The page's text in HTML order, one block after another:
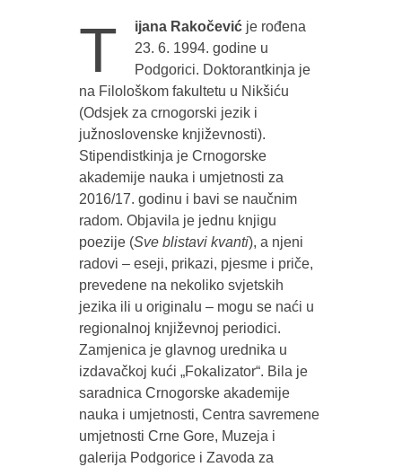
T ijana Rakočevićje rođena
23. 6. 1994. godine u
Podgorici. Doktorantkinja je
na Filološkom fakultetu u Nikšiću
(Odsjek za crnogorski jezik i
južnoslovenske književnosti).
Stipendistkinja je Crnogorske
akademije nauka i umjetnosti za
2016/17. godinu i bavi se naučnim
radom. Objavila je jednu knjigu
poezije (Sve blistavi kvanti), a njeni
radovi – eseji, prikazi, pjesme i priče,
prevedene na nekoliko svjetskih
jezika ili u originalu – mogu se naći u
regionalnoj književnoj periodici.
Zamjenica je glavnog urednika u
izdavačkoj kući „Fokalizator“. Bila je
saradnica Crnogorske akademije
nauka i umjetnosti, Centra savremene
umjetnosti Crne Gore, Muzeja i
galerija Podgorice i Zavoda za